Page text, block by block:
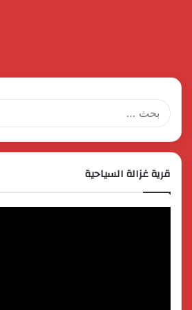
قرية غزالة السياحية